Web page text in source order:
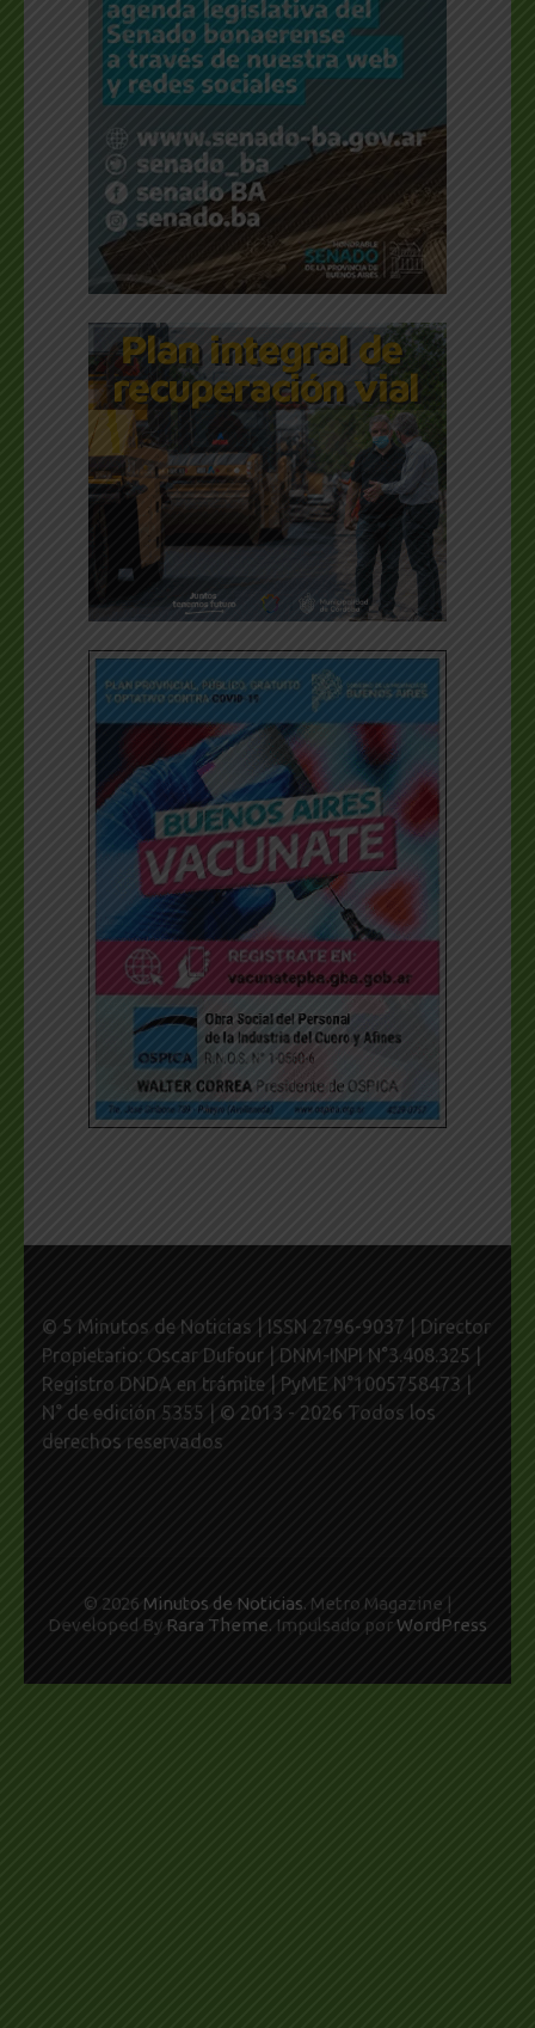
© 5 Minutos de Noticias | ISSN 2796-9037 | Director
Propietario: Oscar Dufour | DNM-INPI N°3.408.325 |
Registro DNDA en trámite | PyME N°1005758473 |
N° de edición 5355 | © 2013 - 2026 Todos los
derechos reservados
© 2026 Minutos de Noticias. Metro Magazine |
Developed By Rara Theme. Impulsado porWordPress